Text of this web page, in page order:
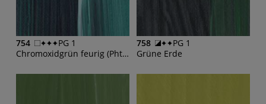
754
PG 1
Chromoxidgrün feurig (Phthalo)
758
PG 1
Grüne Erde